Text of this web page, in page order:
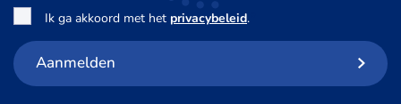
Toestemming
Ik ga akkoord met het privacybeleid.
Aanmelden